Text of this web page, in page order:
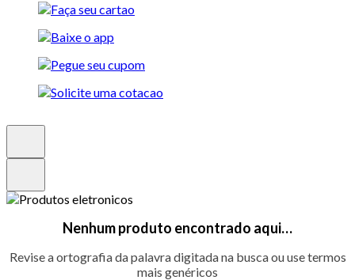
Nenhum produto encontrado aqui…
Revise a ortografia da palavra digitada na busca ou use termos
mais genéricos